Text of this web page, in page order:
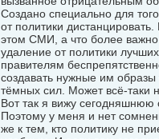
Создано специально для
от политики
этом СМИ, а что более важно
удаление от политики
правителям
создавать нужные им образы
тёмных сил. Может всё-таки
Вот так я вижу
Поэтому у меня и нет
же к тем, кто политику не